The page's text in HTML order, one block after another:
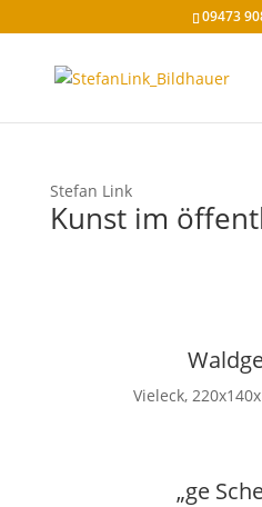
09473
Stefan Link
Kunst im
Vieleck,
„ge